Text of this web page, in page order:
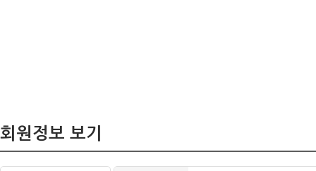
회원정보 보기